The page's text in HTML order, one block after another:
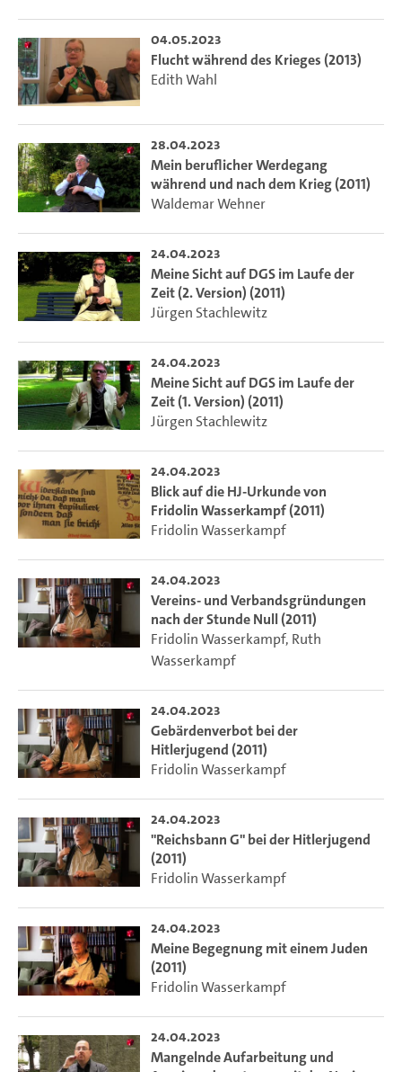
04.05.2023
Flucht während des Krieges (2013)
Edith Wahl
28.04.2023
Mein beruflicher Werdegang
während und nach dem Krieg (2011)
Waldemar Wehner
24.04.2023
Meine Sicht auf DGS im Laufe der
Zeit (2. Version) (2011)
Jürgen Stachlewitz
24.04.2023
Meine Sicht auf DGS im Laufe der
Zeit (1. Version) (2011)
Jürgen Stachlewitz
24.04.2023
Blick auf die HJ-Urkunde von
Fridolin Wasserkampf (2011)
Fridolin Wasserkampf
24.04.2023
Vereins- und Verbandsgründungen
nach der Stunde Null (2011)
Fridolin Wasserkampf, Ruth
Wasserkampf
24.04.2023
Gebärdenverbot bei der
Hitlerjugend (2011)
Fridolin Wasserkampf
24.04.2023
"Reichsbann G" bei der Hitlerjugend
(2011)
Fridolin Wasserkampf
24.04.2023
Meine Begegnung mit einem Juden
(2011)
Fridolin Wasserkampf
24.04.2023
Mangelnde Aufarbeitung und